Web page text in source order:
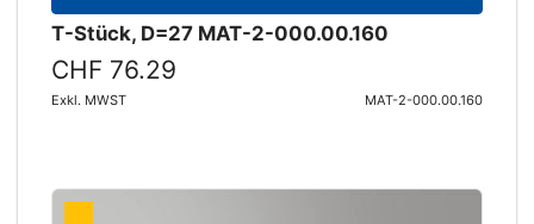
T-Stück, D=27 MAT-2-000.00.160
CHF 76.29
Exkl. MWST MAT-2-000.00.160